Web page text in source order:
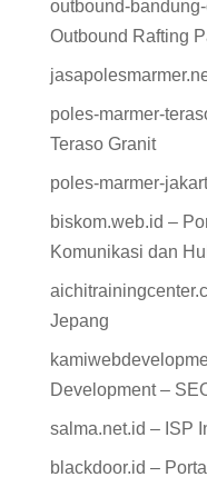
outbound-
Outbound Rafting
poles-marmer-
Teraso Granit
poles-marmer-
biskom.web.id –
Komunikasi dan
Jepang
Development –
salma.net.id – ISP
blackdoor.id –